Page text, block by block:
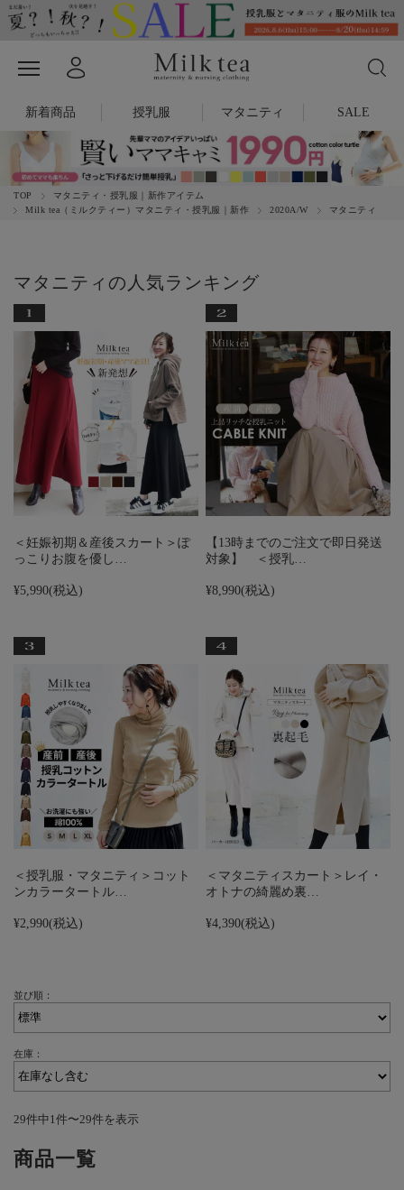
新着商品 授乳服 マタニティ SALE
TOP
マタニティ・授乳服｜新作アイテム
Milk tea（ミルクティー）マタニティ・授乳服｜新作
2020A/W マタニティ
マタニティの人気ランキング
＜妊娠初期＆産後スカート＞ぽ
っこりお腹を優し…
¥5,990(税込)
【13時までのご注文で即日発送
対象】 ＜授乳…
¥8,990(税込)
＜授乳服・マタニティ＞コット
ンカラータートル…
¥2,990(税込)
＜マタニティスカート＞レイ・
オトナの綺麗め裏…
¥4,390(税込)
並び順：
在庫：
29件中1件〜29件を表示
商品一覧